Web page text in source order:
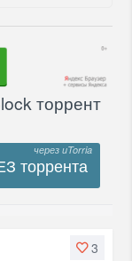
торрент
торрента
3